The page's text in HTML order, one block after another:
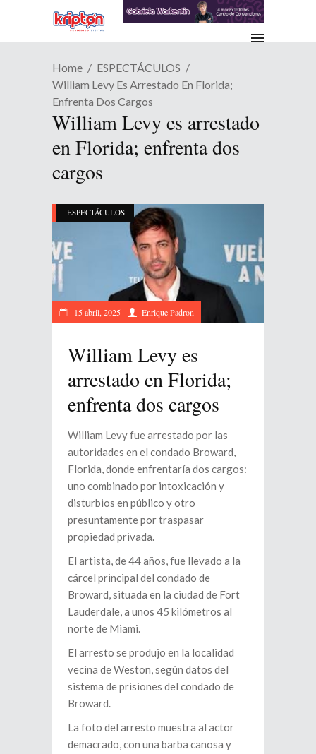
Home
ESPECTÁCULOS
William Levy Es Arrestado En Florida;
Enfrenta Dos Cargos
William Levy es arrestado
en Florida; enfrenta dos
cargos
ESPECTÁCULOS
15 abril, 2025 Enrique Padron
William Levy es
arrestado en Florida;
enfrenta dos cargos
William Levy fue arrestado por las
autoridades en el condado Broward,
Florida, donde enfrentaría dos cargos:
uno combinado por intoxicación y
disturbios en público y otro
presuntamente por traspasar
propiedad privada.
El artista, de 44 años, fue llevado a la
cárcel principal del condado de
Broward, situada en la ciudad de Fort
Lauderdale, a unos 45 kilómetros al
norte de Miami.
El arresto se produjo en la localidad
vecina de Weston, según datos del
sistema de prisiones del condado de
Broward.
La foto del arresto muestra al actor
demacrado, con una barba canosa y